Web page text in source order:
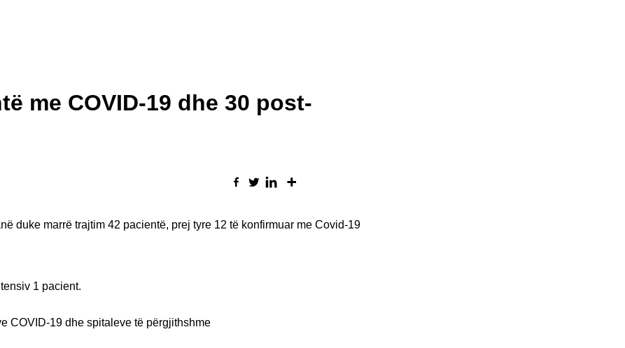
me COVID-19 dhe 30 post-
duke marrë trajtim 42 pacientë, prej tyre 12 të konfirmuar me Covid-19
1 pacient.
COVID-19 dhe spitaleve të përgjithshme